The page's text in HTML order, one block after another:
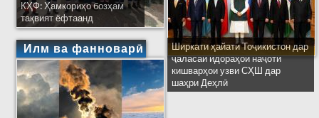
КҲФ: Ҳамкориҳо бозҳам
тақвият ёфтаанд
Илм ва фанноварӣ
Ширкати ҳайати Тоҷикистон дар
ҷаласаи идораҳои наҷоти
кишварҳои узви СҲШ дар
шаҳри Деҳлӣ